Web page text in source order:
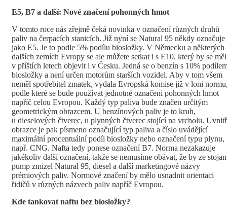
E5, B7 a další: Nové značení pohonných hmot
V tomto roce nás zřejmě čeká novinka v označení různých druhů
paliv na čerpacích stanicích. Již nyní se Natural 95 někdy označuje
jako E5. Je to podle 5% podílu biosložky. V Německu a některých
dalších zemích Evropy se ale můžete setkat i s E10, který by se měl
v příštích letech objevit i v Česku. Jedná se o benzín s 10%
biosložky a není určen motorům starších vozidel. Aby v tom všem
neměl spotřebitel zmatek, vydala Evropská komise již v loni
podle které se bude používat jednotné označení pohonných hmot
napříč celou Evropou. Každý typ paliva bude značen určitým
geometrickým obrazcem. U benzínových paliv je to kruh,
u dieselových čtverec, u plynných čtverec stojící na vrcholu. Uvnitř
obrazce je pak písmeno označující typ paliva a číslo uvádějící
maximální procentuální podíl biosložky nebo označení typu plynu,
např. CNG. Nafta tedy ponese označení B7. Norma nezakazuje
jakékoliv další označení, takže se nemusíme obávat, že by ze
pump zmizel Natural 95, diesel a další marketingové názvy
prémiových paliv. Normové značení by mělo usnadnit orientaci
řidičů v různých názvech paliv napříč Evropou.
Kde tankovat naftu bez biosložky?